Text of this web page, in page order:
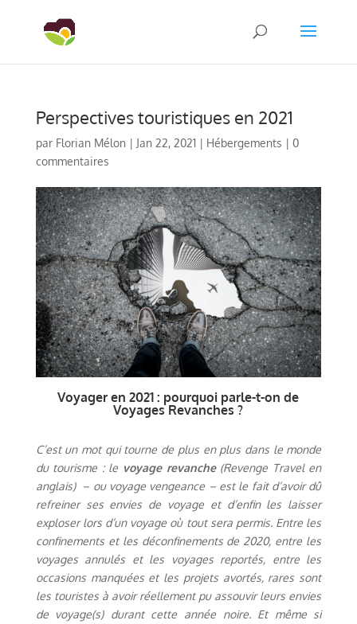
Perspectives touristiques en 2021
par Florian Mélon| Jan 22, 2021| Hébergements | 0
commentaires
Voyager en 2021 : pourquoi parle-t-on de
Voyages Revanches ?
C’est un mot qui tourne de plus en plus dans le monde
du tourisme : le voyage revanche(Revenge Travel en
anglais) – ou voyage vengeance – est le fait d’avoir dû
refreiner ses envies de voyage et d’enfin les laisser
exploser lors d’un voyage où tout sera permis. Entre les
confinements et les déconfinements de 2020, entre les
voyages annulés et les voyages reportés, entre les
occasions manquées et les projets avortés, rares sont
les touristes à avoir réellement pu assouvir leurs envies
de voyage(s) durant cette année noire. Et même si